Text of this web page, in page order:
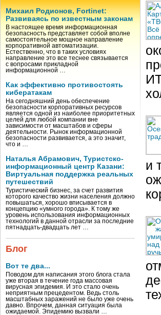
Михаил Родионов, Fortinet:
Развиваясь по известным законам
В настоящее время информационная
безопасность представляет собой вполне
самостоятельное мощное направление
корпоративной автоматизации.
Естественно, что в таких условиях
направление это все теснее связывается
с вопросами прикладной
информационной …
Как эффективно противостоять
кибератакам
На сегодняшний день обеспечение
безопасности корпоративных ресурсов
является одной из наиболее приоритетных
целей для любой компании вне
зависимости от масштабов и сферы
деятельности. Рынок информационной
безопасности развивается, а это значит,
что и …
Наталья Абрамович, Туристско-
информационный центр Казани:
Виртуальная поддержка реальных
путешествий
Туристический бизнес, за счет развития
которого качество жизни населения должно
повышаться, хорошо вписывается в
концепцию «умного города». К тому же
уровень использования информационных
технологий в данной отрасли за последние
пятнадцать-двадцать лет …
Блог
Вот те два...
Поводом для написания этого блога стала
уже вторая в течение года массовая
вирусная эпидемия. И это стало очень
неприятным прецедентом. Ведь столь
масштабных заражений не было уже очень
давно. Впрочем, данная ситуация была
ожидаемой. Эпидемию вызвали …
и